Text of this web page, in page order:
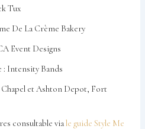
Tux
De La Crème Bakery
Event Designs
Intensity Bands
et Ashton Depot, Fort
consultable viale guide Style Me